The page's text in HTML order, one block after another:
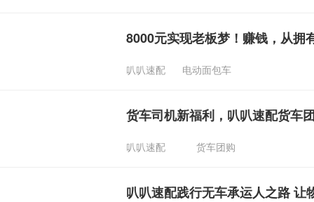
8000元实现老板梦！赚钱，从拥
叭叭速配 电动面包车
货车司机新福利，叭叭速配货车
叭叭速配 货车团购
叭叭速配践行无车承运人之路 让